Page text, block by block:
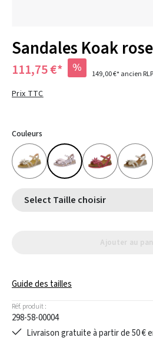
Sandales Koak
111,75 €* % 149,00 €*ancien RLP
Prix TTC
Couleurs
Select Taille choisir
Ajouter au
Guide des tailles
Réf. produit :
298-58-00004
Livraison gratuite à partir de 50 €